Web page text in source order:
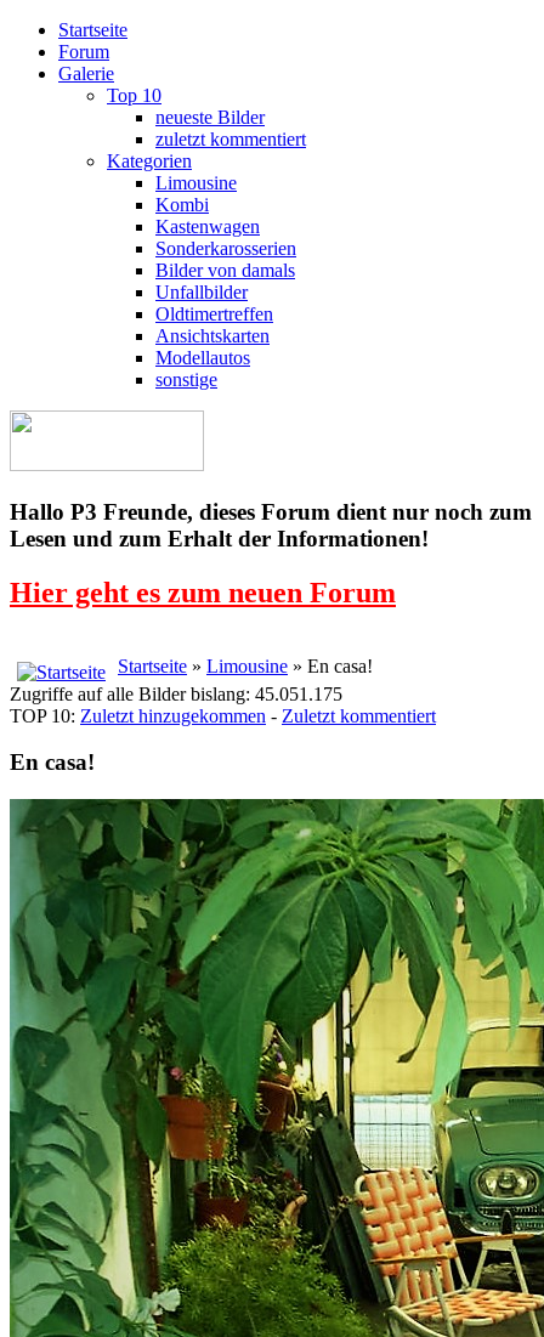
Startseite
Forum
Galerie
Top 10
neueste Bilder
zuletzt kommentiert
Kategorien
Limousine
Kombi
Kastenwagen
Sonderkarosserien
Bilder von damals
Unfallbilder
Oldtimertreffen
Ansichtskarten
Modellautos
sonstige
Hallo P3 Freunde, dieses Forum dient nur noch zum
Lesen und zum Erhalt der Informationen!
Hier geht es zum neuen Forum
Startseite » Limousine » En casa!
Zugriffe auf alle Bilder bislang: 45.051.175
TOP 10: Zuletzt hinzugekommen - Zuletzt kommentiert
En casa!